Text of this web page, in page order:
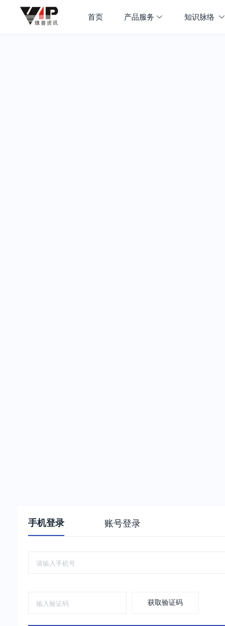
首页 产品服务 知识脉络
手机登录 账号登录
获取验证码